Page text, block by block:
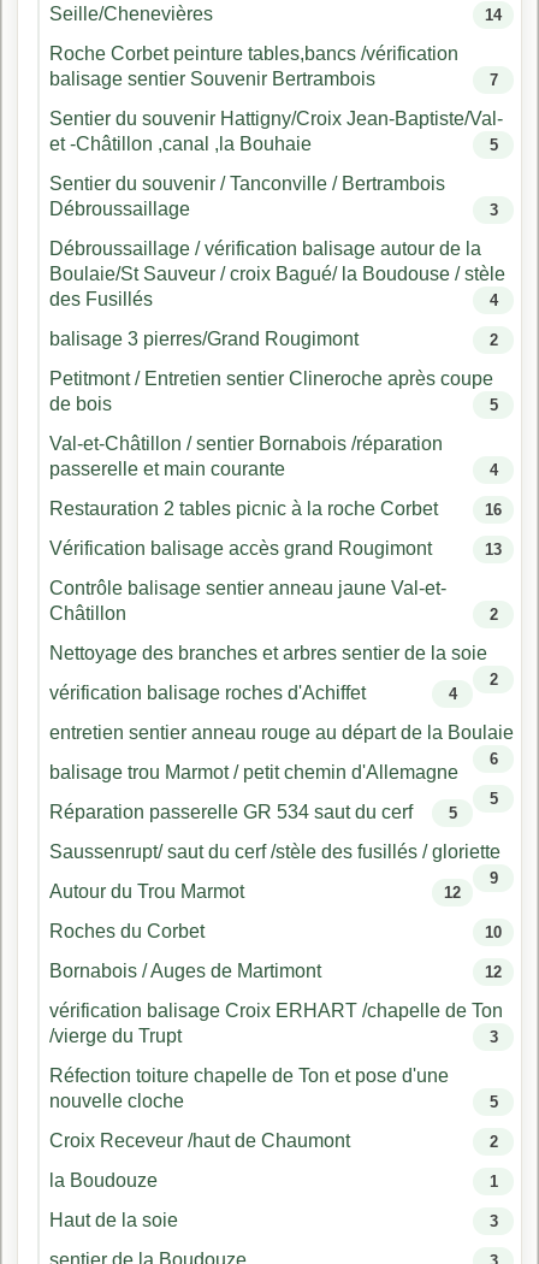
Seille/Chenevières
14
Roche Corbet peinture tables,bancs /vérification
balisage sentier Souvenir Bertrambois
7
Sentier du souvenir Hattigny/Croix Jean-Baptiste/Val-
et -Châtillon ,canal ,la Bouhaie
5
Sentier du souvenir / Tanconville / Bertrambois
Débroussaillage
3
Débroussaillage / vérification balisage autour de la
Boulaie/St Sauveur / croix Bagué/ la Boudouse / stèle
des Fusillés
4
balisage 3 pierres/Grand Rougimont 2
Petitmont / Entretien sentier Clineroche après coupe
de bois
5
Val-et-Châtillon / sentier Bornabois /réparation
passerelle et main courante
4
Restauration 2 tables picnic à la roche Corbet 16
Vérification balisage accès grand Rougimont 13
Contrôle balisage sentier anneau jaune Val-et-
Châtillon
2
Nettoyage des branches et arbres sentier de la soie
2
vérification balisage roches d'Achiffet 4
entretien sentier anneau rouge au départ de la Boulaie
6
balisage trou Marmot / petit chemin d'Allemagne
5
Réparation passerelle GR 534 saut du cerf 5
Saussenrupt/ saut du cerf /stèle des fusillés / gloriette
9
Autour du Trou Marmot 12
Roches du Corbet 10
Bornabois / Auges de Martimont 12
vérification balisage Croix ERHART /chapelle de Ton
/vierge du Trupt
3
Réfection toiture chapelle de Ton et pose d'une
nouvelle cloche
5
Croix Receveur /haut de Chaumont 2
la Boudouze 1
Haut de la soie 3
sentier de la Boudouze